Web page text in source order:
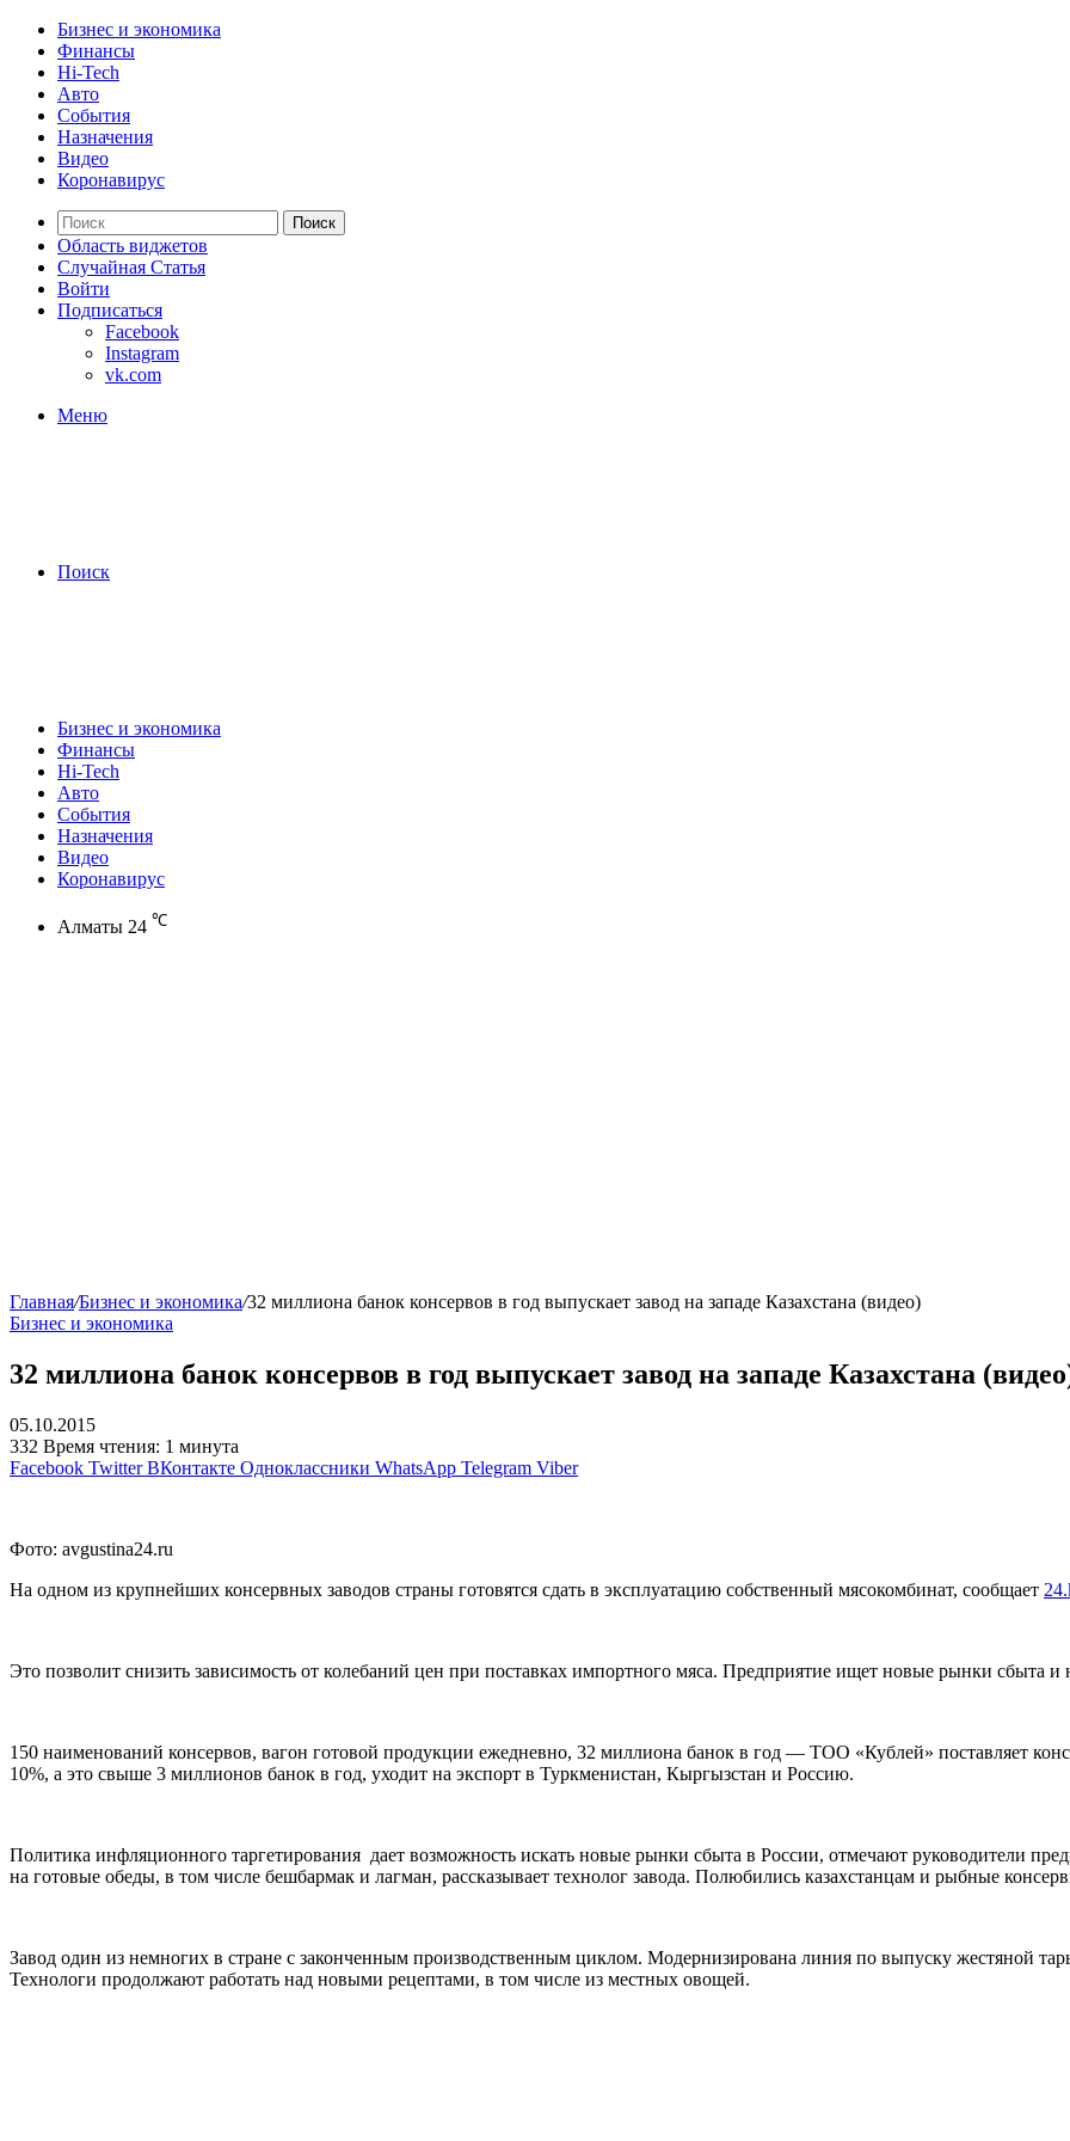
Бизнес и экономика
Финансы
Hi-Tech
Авто
События
Назначения
Видео
Коронавирус
Поиск
Область виджетов
Случайная Статья
Войти
Подписаться
Facebook
Instagram
vk.com
Меню
Поиск
Бизнес и экономика
Финансы
Hi-Tech
Авто
События
Назначения
Видео
Коронавирус
Алматы 24 ℃
Главная/Бизнес и экономика/32 миллиона банок консервов в год выпускает завод на западе Казахстана (видео)
Бизнес и экономика
32 миллиона банок консервов в год выпускает завод на западе Казахстана
05.10.2015
332 Время чтения: 1 минута
Facebook Twitter ВКонтакте Одноклассники WhatsApp Telegram Viber
Фото: avgustina24.ru
На одном из крупнейших консервных заводов страны готовятся сдать в эксплуатацию собственный мясокомбинат, сообщает
Это позволит снизить зависимость от колебаний цен при поставках импортного мяса. Предприятие ищет новые рынки сбыта
150 наименований консервов, вагон готовой продукции ежедневно, 32 миллиона банок в год — ТОО «Кублей» поставляет
10%, а это свыше 3 миллионов банок в год, уходит на экспорт в Туркменистан, Кыргызстан и Россию.
Политика инфляционного таргетирования дает возможность искать новые рынки сбыта в России, отмечают руководители
на готовые обеды, в том числе бешбармак и лагман, рассказывает технолог завода. Полюбились казахстанцам и рыбные
Завод один из немногих в стране с законченным производственным циклом. Модернизирована линия по выпуску жестяной
Технологи продолжают работать над новыми рецептами, в том числе из местных овощей.